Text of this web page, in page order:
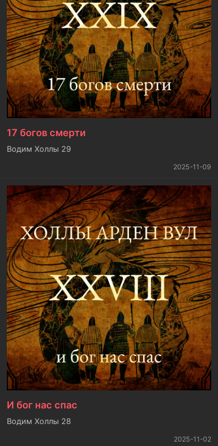
17 богов смерти
Водим Холлы 29
2025-11-09
И бог нас спас
Водим Холлы 28
2025-11-02